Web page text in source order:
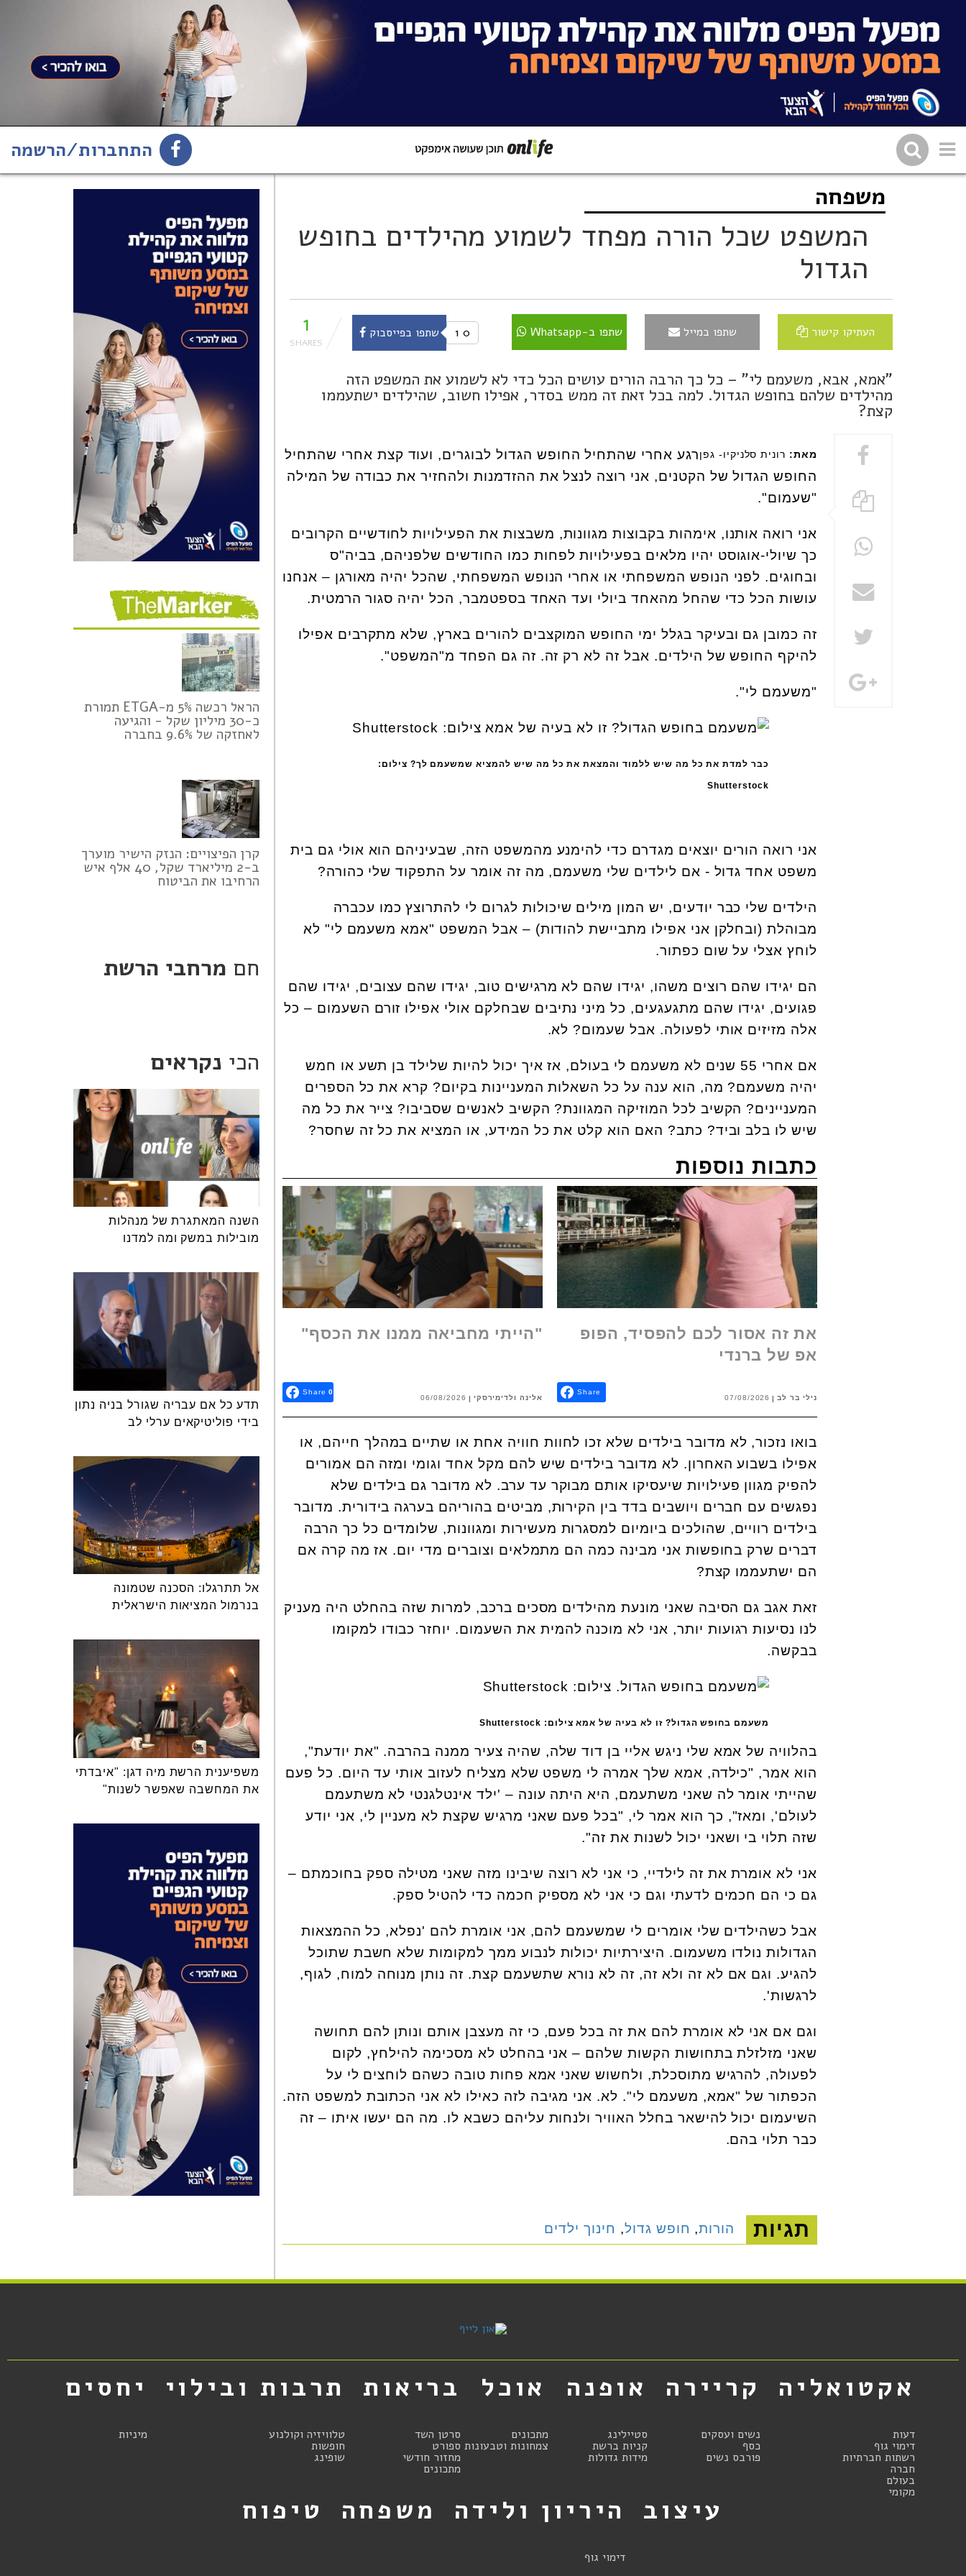
התחברות/הרשמה
שתפו בפייסבוק הירשמו לניוזלטר 1 משפחה
המשפט שכל הורה מפחד לשמוע מהילדים בחופש
הגדול
העתיקו קישור שתפו במייל שתפו ב-Whatsapp 0 שתפו בפייסבוק 1
"אמא, אבא, משעמם לי" – כל כך הרבה הורים עושים הכל כדי לא לשמוע את המשפט הזה
מהילדים שלהם בחופש הגדול. למה בכל זאת זה ממש בסדר, אפילו חשוב, שהילדים ישתעממו
קצת?
מאת: רונית סלניקיו- גפן רגע אחרי שהתחיל החופש הגדול לבוגרים, ועוד קצת אחרי שהתחיל
החופש הגדול של הקטנים, אני רוצה לנצל את ההזדמנות ולהחזיר את כבודה של המילה
"שעמום".
אני רואה אותנו, אימהות בקבוצות מגוונות, משבצות את הפעילויות לחודשיים הקרובים
כך שיולי-אוגוסט יהיו מלאים בפעילויות לפחות כמו החודשים שלפניהם, בביה"ס
ובחוגים. לפני הנופש המשפחתי או אחרי הנופש המשפחתי, שהכל יהיה מאורגן – אנחנו
עושות הכל כדי שהחל מהאחד ביולי ועד האחד בספטמבר, הכל יהיה סגור הרמטית.
זה כמובן גם ובעיקר בגלל ימי החופש המוקצבים להורים בארץ, שלא מתקרבים אפילו
להיקף החופש של הילדים. אבל זה לא רק זה. זה גם הפחד מ"המשפט".
"משעמם לי".
כבר למדת את כל מה שיש ללמוד והמצאת את כל מה שיש להמציא שמשעמם לך? צילום:
Shutterstock
אני רואה הורים יוצאים מגדרם כדי להימנע מהמשפט הזה, שבעיניהם הוא אולי גם בית
משפט אחד גדול - אם לילדים שלי משעמם, מה זה אומר על התפקוד שלי כהורה?
הילדים שלי כבר יודעים, יש המון מילים שיכולות לגרום לי להתרוצץ כמו עכברה
מבוהלת (ובחלקן אני אפילו מתביישת להודות) – אבל המשפט "אמא משעמם לי" לא
לוחץ אצלי על שום כפתור.
הם יגידו שהם רוצים משהו, יגידו שהם לא מרגישים טוב, יגידו שהם עצובים, יגידו שהם
פגועים, יגידו שהם מתגעגעים, כל מיני נתיבים שבחלקם אולי אפילו זורם השעמום – כל
אלה מזיזים אותי לפעולה. אבל שעמום? לא.
אם אחרי 55 שנים לא משעמם לי בעולם, אז איך יכול להיות שלילד בן תשע או חמש
יהיה משעמם? מה, הוא ענה על כל השאלות המעניינות בקיום? קרא את כל הספרים
המעניינים? הקשיב לכל המוזיקה המגוונת? הקשיב לאנשים שסביבו? צייר את כל מה
שיש לו בלב וביד? כתב? האם הוא קלט את כל המידע, או המציא את כל זה שחסר?
כתבות נוספות
את זה אסור לכם להפסיד, הפופ
אפ של ברנדי
נילי בר לב 07/08/2026
Share
"הייתי מחביאה ממנו את הכסף"
אלינה ולדימירסקי 06/08/2026
Share 0
בואו נזכור, לא מדובר בילדים שלא זכו לחוות חוויה אחת או שתיים במהלך חייהם, או
אפילו בשבוע האחרון. לא מדובר בילדים שיש להם מקל אחד וגומי ומזה הם אמורים
להפיק מגוון פעילויות שיעסיקו אותם מבוקר עד ערב. לא מדובר גם בילדים שלא
נפגשים עם חברים ויושבים בדד בין הקירות, מביטים בהוריהם בערגה בידורית. מדובר
בילדים רוויים, שהולכים ביומיום למסגרות מעשירות ומגוונות, שלומדים כל כך הרבה
דברים שרק בחופשות אני מבינה כמה הם מתמלאים וצוברים מדי יום. אז מה קרה אם
הם ישתעממו קצת?
זאת אגב גם הסיבה שאני מונעת מהילדים מסכים ברכב, למרות שזה בהחלט היה מעניק
לנו נסיעות רגועות יותר, אני לא מוכנה להמית את השעמום. יוחזר כבודו למקומו
בבקשה.
משעמם בחופש הגדול? זו לא בעיה של אמא צילום: Shutterstock
בהלוויה של אמא שלי ניגש אליי בן דוד שלה, שהיה צעיר ממנה בהרבה. "את יודעת",
הוא אמר, "כילדה, אמא שלך אמרה לי משפט שלא מצליח לעזוב אותי עד היום. כל פעם
שהייתי אומר לה שאני משתעמם, היא היתה עונה – 'ילד אינטלגנטי לא משתעמם
לעולם', ומאז", כך הוא אמר לי, "בכל פעם שאני מרגיש שקצת לא מעניין לי, אני יודע
שזה תלוי בי ושאני יכול לשנות את זה".
אני לא אומרת את זה לילדיי, כי אני לא רוצה שיבינו מזה שאני מטילה ספק בחוכמתם –
גם כי הם חכמים לדעתי וגם כי אני לא מספיק חכמה כדי להטיל ספק.
אבל כשהילדים שלי אומרים לי שמשעמם להם, אני אומרת להם 'נפלא, כל ההמצאות
הגדולות נולדו משעמום. היצירתיות יכולות לנבוע ממך למקומות שלא חשבת שתוכל
להגיע. וגם אם לא זה ולא זה, זה לא נורא שתשעמם קצת. זה נותן מנוחה למוח, לגוף,
לרגשות'.
וגם אם אני לא אומרת להם את זה בכל פעם, כי זה מעצבן אותם ונותן להם תחושה
שאני מזלזלת בתחושות הקשות שלהם – אני בהחלט לא מסכימה להילחץ, לקום
לפעולה, להרגיש מתוסכלת, ולחשוש שאני אמא פחות טובה כשהם לוחצים לי על
הכפתור של "אמא, משעמם לי". לא. אני מגיבה לזה כאילו לא אני הכתובת למשפט הזה.
השיעמום יכול להישאר בחלל האוויר ולנחות עליהם כשבא לו. מה הם יעשו איתו – זה
כבר תלוי בהם.
תגיות הורות, חופש גדול, חינוך ילדים
הראל רכשה 5% מ-ETGA תמורת
כ-30 מיליון שקל - והגיעה
לאחזקה של 9.6% בחברה
קרן הפיצויים: הנזק הישיר מוערך
ב-2 מיליארד שקל, 40 אלף איש
הרחיבו את הביטוח
חם מרחבי הרשת
הכי נקראים
השנה המאתגרת של מנהלות
מובילות במשק ומה למדנו
תדע כל אם עבריה שגורל בניה נתון
בידי פוליטיקאים ערלי לב
אל תתרגלו: הסכנה שטמונה
בנרמול המציאות הישראלית
משפיענית הרשת מיה דגן: "איבדתי
את המחשבה שאפשר לשנות"
אקטואליה
דעות
דימוי גוף
רשתות חברתיות
חברה
בעולם
מקומי
קריירה
נשים ועסקים
כסף
פורבס נשים
אופנה
סטיילינג
קניות ברשת
מידות גדולות
אוכל
מתכונים
צמחונות וטבעונות
בריאות
סרטן השד
ספורט
מחזור חודשי
מתכונים
תרבות ובילוי
טלוויזיה וקולנוע
חופשות
שופינג
יחסים
מיניות
עיצוב היריון ולידה
דימוי גוף
משפחה טיפוח